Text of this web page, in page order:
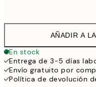
AÑADIR A
En stock
Entrega de 3-5 días
Envío gratuito por
Política de devolución